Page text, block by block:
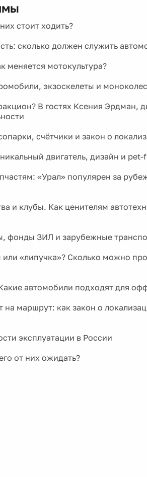
стоит ходить?
сколько должен служить
меняется мотокультура?
экзоскелеты и
В гостях Ксения Эрдман,
счётчики и закон о
двигатель, дизайн и
«Урал» популярен за
и клубы. Как ценителям
фонды ЗИЛ и зарубежные
«липучка»? Сколько можно
автомобили подходят для
на маршрут: как закон о
эксплуатации в России
от них ожидать?